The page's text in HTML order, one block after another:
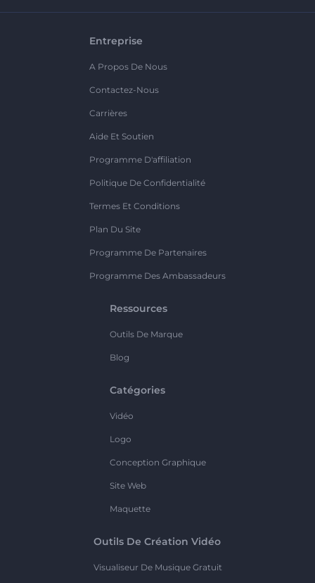
Entreprise
A Propos De Nous
Contactez-Nous
Carrières
Aide Et Soutien
Programme D'affiliation
Politique De Confidentialité
Termes Et Conditions
Plan Du Site
Programme De Partenaires
Programme Des Ambassadeurs
Ressources
Outils De Marque
Blog
Catégories
Vidéo
Logo
Conception Graphique
Site Web
Maquette
Outils De Création Vidéo
Visualiseur De Musique Gratuit